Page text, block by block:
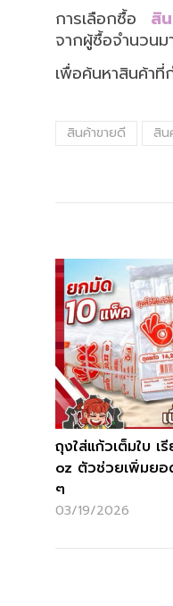
การเลือกซื้อ สิ
จากผู้ซื้อจำนวนม
เพื่อค้นหาสินค้าที่
สินค้าขายดี สิน
ถุงใส่แก้วเต็มใบ
oz ตัวช่วยเพิ่มยอ
ๆ
03/19/2026